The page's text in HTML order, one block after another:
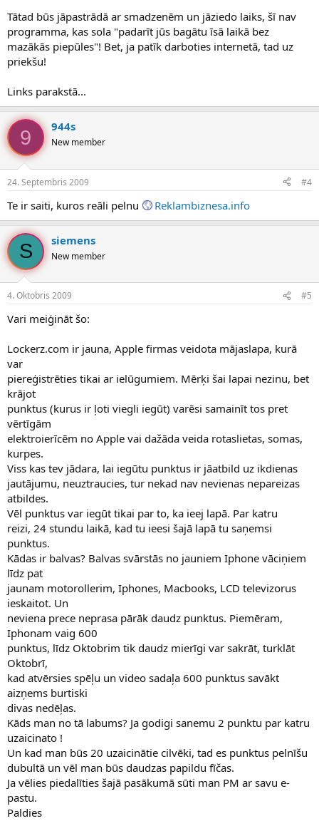
Tātad būs jāpastrādā ar smadzenēm un jāziedo laiks, šī nav
programma, kas sola "padarīt jūs bagātu īsā laikā bez
mazākās piepūles"! Bet, ja patīk darboties internetā, tad uz
priekšu!
Links parakstā...
9 944s
New member
24. Septembris 2009 #4
Te ir saiti, kuros reāli pelnu Reklambiznesa.info
S siemens
New member
4. Oktobris 2009 #5
Vari meiģināt šo:
Lockerz.com ir jauna, Apple firmas veidota mājaslapa, kurā
var
piereģistrēties tikai ar ielūgumiem. Mērķi šai lapai nezinu, bet
krājot
punktus (kurus ir ļoti viegli iegūt) varēsi samainīt tos pret
vērtīgām
elektroierīcēm no Apple vai dažāda veida rotaslietas, somas,
kurpes.
Viss kas tev jādara, lai iegūtu punktus ir jāatbild uz ikdienas
jautājumu, neuztraucies, tur nekad nav nevienas nepareizas
atbildes.
Vēl punktus var iegūt tikai par to, ka ieej lapā. Par katru
reizi, 24 stundu laikā, kad tu ieesi šajā lapā tu saņemsi
punktus.
Kādas ir balvas? Balvas svārstās no jauniem Iphone vāciņiem
līdz pat
jaunam motorollerim, Iphones, Macbooks, LCD televizorus
ieskaitot. Un
neviena prece neprasa pārāk daudz punktus. Piemēram,
Iphonam vaig 600
punktus, līdz Oktobrim tik daudz mierīgi var sakrāt, turklāt
Oktobrī,
kad atvērsies spēļu un video sadaļa 600 punktus savākt
aizņems burtiski
divas nedēļas.
Kāds man no tā labums? Ja godigi sanemu 2 punktu par katru
uzaicinato !
Un kad man būs 20 uzaicinātie cilvēki, tad es punktus pelnīšu
dubultā un vēl man būs daudzas papildu fīčas.
Ja vēlies piedalīties šajā pasākumā sūti man PM ar savu e-
pastu.
Paldies